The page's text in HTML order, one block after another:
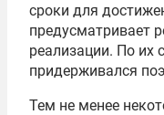
сроки для
предусматривает
реализации. По их
придерживался
Тем не менее